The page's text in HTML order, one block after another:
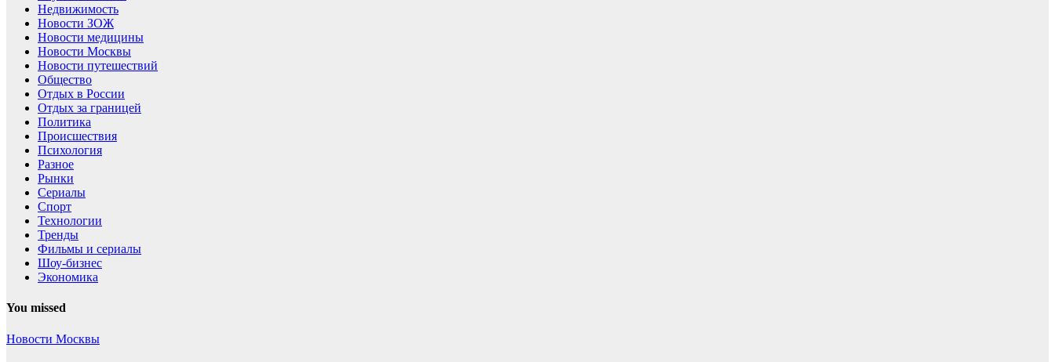
Недвижимость
Новости ЗОЖ
Новости медицины
Новости Москвы
Новости путешествий
Общество
Отдых в России
Отдых за границей
Политика
Происшествия
Психология
Разное
Рынки
Сериалы
Спорт
Технологии
Тренды
Фильмы и сериалы
Шоу-бизнес
Экономика
You missed
Новости Москвы